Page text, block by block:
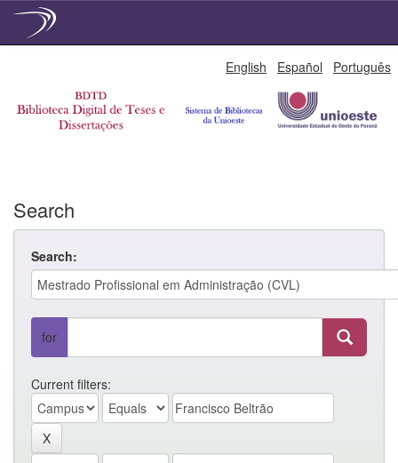
English Español Português
Search
Search:
for
Current filters: